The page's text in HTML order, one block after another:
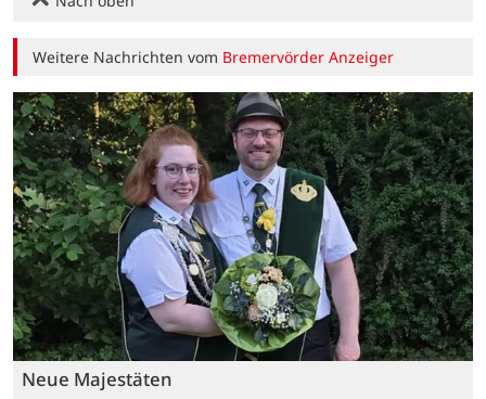
Weitere Nachrichten vom Bremervörder Anzeiger
Neue Majestäten